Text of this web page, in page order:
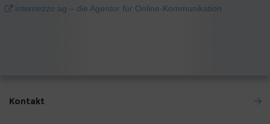
internezzo ag – die Agentur für Online-Kommunikation
Kontakt